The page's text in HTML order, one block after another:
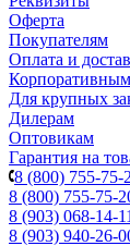
Оферта
Покупателям
Оплата и
Для крупных
Дилерам
Оптовикам
Гарантия на
8 (800) 755-75-
8 (800) 755-75-
8 (903) 068-14-11
8 (903) 940-26-